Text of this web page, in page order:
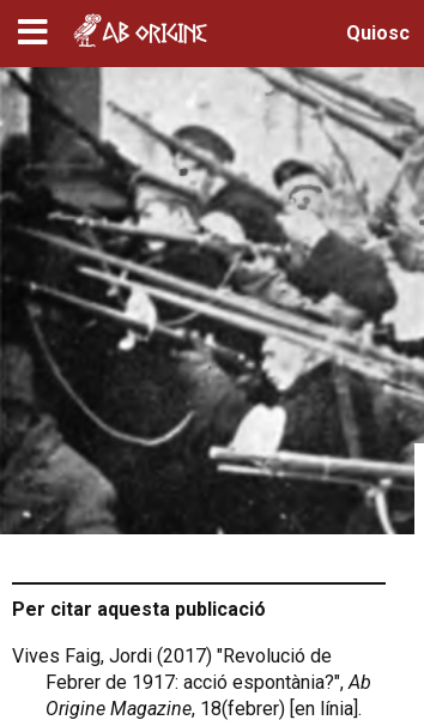
Quiosc
Per citar aquesta publicació
Vives Faig, Jordi (2017) "Revolució de
Febrer de 1917: acció espontània?",Ab
Origine Magazine, 18(febrer) [en línia].